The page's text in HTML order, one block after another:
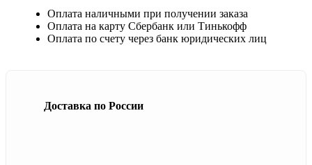
Оплата наличными при получении заказа
Оплата на карту Сбербанк или Тинькофф
Оплата по счету через банк юридических лиц
Доставка по России